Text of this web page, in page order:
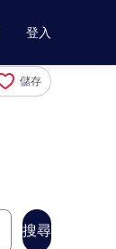
登入
儲存
搜尋